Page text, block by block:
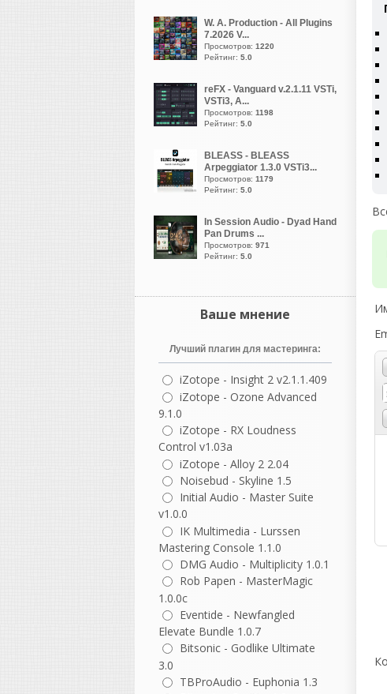
Metro Boomin, Martin Garrix,
Hit-Boy, Nick Mira, 9th
Wonder и Avicii. Эта
благодаря быстрому
созданию базовых ритмов и
удобному интерфейсу.
Хип-хоп и трэп продюсеры
Metro Boomin: автор
хитов для Future, Drake и
Travis Scott.
West, Jay-Z, Eminem и 50
Cent.
9th Wonder:
Nick Mira: соавтор
треков для Juice WRLD.
Бейонсе и Kendrick
Lamar.
Электронная музыка (EDM)
Martin Garrix:
знаменитый
нидерландский диджей.
Avicii: культовый
электронный музыкант.
K-391: известный
продюсер.
Jay Hardway : коллега
Мартина Гаррикса по
сцене
Список мировых
музыкантов и продюсеров,
работающих в FL Studio,
создаются не только хип-
W. A. Production - All Plugins
7.2026 V...
Просмотров: 1220
Рейтинг: 5.0
reFX - Vanguard v.2.1.11 VSTi,
VSTi3, A...
Просмотров: 1198
Рейтинг: 5.0
BLEASS - BLEASS
Arpeggiator 1.3.0 VSTi3...
Просмотров: 1179
Рейтинг: 5.0
In Session Audio - Dyad Hand
Pan Drums ...
Просмотров: 971
Рейтинг: 5.0
Ваше мнение
Лучший плагин для мастеринга:
iZotope - Insight 2 v2.1.1.409
iZotope - Ozone Advanced
9.1.0
iZotope - RX Loudness
Control v1.03a
iZotope - Alloy 2 2.04
Noisebud - Skyline 1.5
Initial Audio - Master Suite
v1.0.0
IK Multimedia - Lurssen
Mastering Console 1.1.0
DMG Audio - Multiplicity 1.0.1
Rob Papen - MasterMagic
1.0.0c
Eventide - Newfangled
Elevate Bundle 1.0.7
Bitsonic - Godlike Ultimate
3.0
TBProAudio - Euphonia 1.3